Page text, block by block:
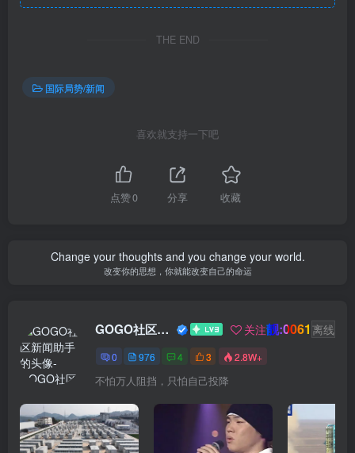
THE END
国际局势/新闻
喜欢就支持一下吧
点赞0 分享 收藏
Change your thoughts and you change your world.
改变你的思想，你就能改变自己的命运
GOGO社区新闻助手 关注靓:0061 离线
0 976 4 3 2.8W+
不怕万人阻挡，只怕自己投降